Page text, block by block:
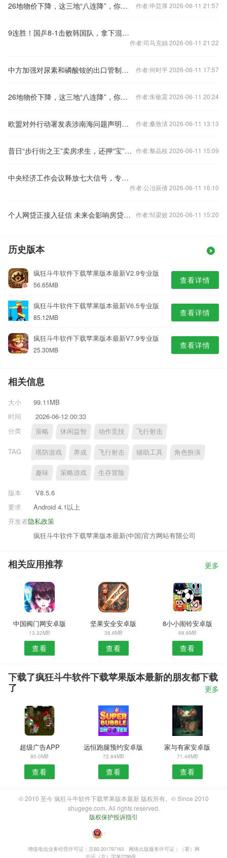
26地物价下降，这三地“八连降”，你家呢？ 作者:毕芸厚 2026-06-11 21:57
9连胜！国乒8-1击败韩国队，拿下混合团体世界杯冠军
作者:司马克娟 2026-06-11 21:22
中方加强对尿素和磷酸铵的出口管制？外交部回应 作者:何时平 2026-06-11 17:57
26地物价下降，这三地“八连降”，你家呢？ 作者:朱敬震 2026-06-11 20:24
欧盟对外行动署发表涉南海问题声明，中国驻欧盟使团驳斥 作者:桑致清 2026-06-11 13:13
昔日“步行街之王”卖房求生，还押“宝”千元羽绒服 作者:黎晶枝 2026-06-11 15:09
中央经济工作会议释放七大信号，专家火线解读
作者:公冶辰倩 2026-06-11 16:10
个人网贷正接入征信 未来会影响房贷么？ 作者:邹梁姣 2026-06-11 15:20
历史版本
疯狂斗牛软件下载苹果版本最新V2.9专业版
56.65MB 查看详情
疯狂斗牛软件下载苹果版本最新V6.5专业版
85.12MB 查看详情
疯狂斗牛软件下载苹果版本最新V7.9专业版
25.30MB 查看详情
相关信息
大小
99.11MB
时间
2026-06-12 00:33
分类
策略 休闲益智 动作竞技 飞行射击
TAG 塔防游戏 养成 飞行射击 辅助工具 角色扮演
趣味 策略游戏 生存冒险
版本
V8.5.6
要求
Android 4.1以上
隐私政策
开发者
疯狂斗牛软件下载苹果版本最新(中国)官方网站有限公司
相关应用推荐 更多
中国阀门网安卓版
13.32MB
查看
坚果安全安卓版
38.6MB
查看
8小小闹铃安卓版
88.6MB
查看
下载了疯狂斗牛软件下载苹果版本最新的朋友都下载
了
更多
超级广告APP
80.0MB
查看
远恒跑腿预约安卓版
72.84MB
查看
家与有家安卓版
71.48MB
查看
© 2010 至今 疯狂斗牛软件下载苹果版本最新 版权所有。© Since 2010
shugege.com. All rights reserved.
版权保护投诉指引
・
增值电信业务经营许可证：京B2-201797163
网络出版服务许可证：（署）网